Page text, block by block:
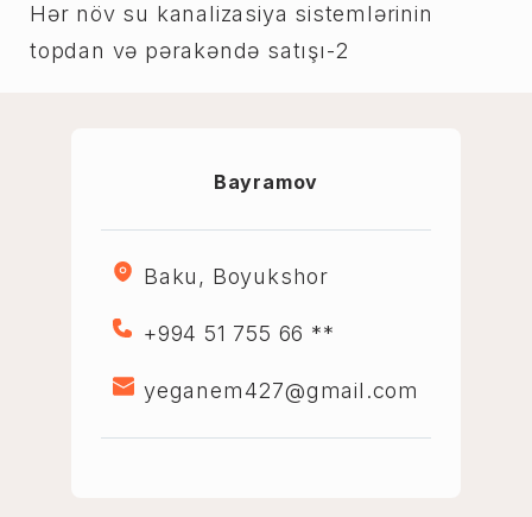
Hər növ su kanalizasiya sistemlərinin
topdan və pərakəndə satışı-2
Bayramov
Baku, Boyukshor
+994 51 755 66 **
yeganem427@gmail.com